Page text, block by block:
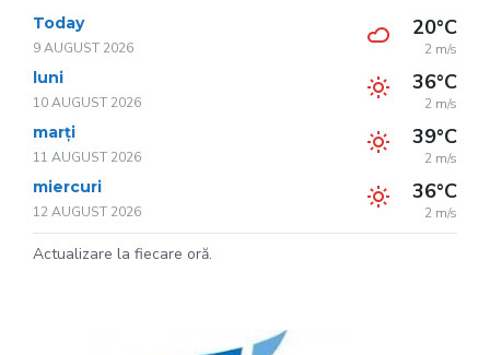
Today
9 AUGUST 2026
20°C
2 m/s
luni
10 AUGUST 2026
36°C
2 m/s
marți
11 AUGUST 2026
39°C
2 m/s
miercuri
12 AUGUST 2026
36°C
2 m/s
Actualizare la fiecare oră.